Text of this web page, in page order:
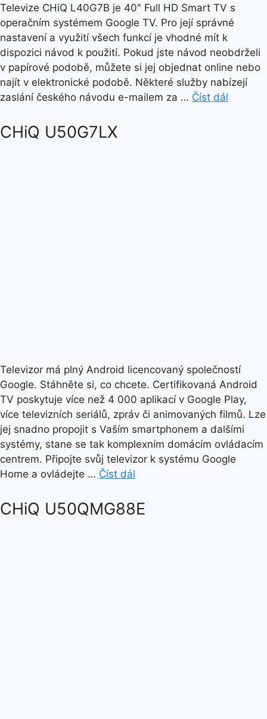
Televize CHiQ L40G7B je 40″ Full HD Smart TV s
operačním systémem Google TV. Pro její správné
nastavení a využití všech funkcí je vhodné mít k
dispozici návod k použití. Pokud jste návod neobdrželi
v papírové podobě, můžete si jej objednat online nebo
najít v elektronické podobě. Některé služby nabízejí
zaslání českého návodu e-mailem za … Číst dál
CHiQ U50G7LX
Televizor má plný Android licencovaný společností
Google. Stáhněte si, co chcete. Certifikovaná Android
TV poskytuje více než 4 000 aplikací v Google Play,
více televizních seriálů, zpráv či animovaných filmů. Lze
jej snadno propojit s Vaším smartphonem a dalšími
systémy, stane se tak komplexním domácím ovládacím
centrem. Připojte svůj televizor k systému Google
Home a ovládejte … Číst dál
CHiQ U50QMG88E